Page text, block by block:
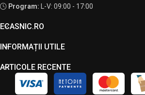
Program:
L-V: 09:00 - 17:00
ECASNIC.RO
INFORMAȚII UTILE
ARTICOLE RECENTE